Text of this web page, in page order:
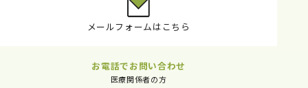
メールフォームはこちら
お電話でお問い合わせ
医療関係者の方